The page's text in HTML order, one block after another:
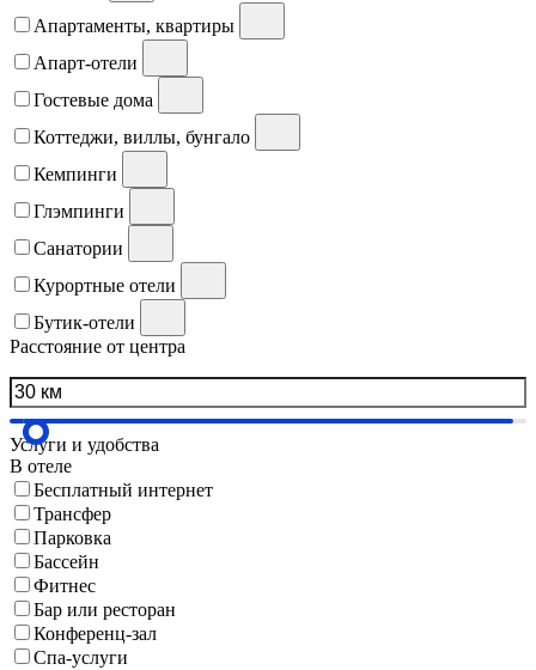
Апартаменты, квартиры
Апарт-отели
Гостевые дома
Коттеджи, виллы, бунгало
Кемпинги
Глэмпинги
Санатории
Курортные отели
Бутик-отели
Расстояние от центра
Услуги и удобства
В отеле
Бесплатный интернет
Трансфер
Парковка
Бассейн
Фитнес
Бар или ресторан
Конференц-зал
Спа-услуги